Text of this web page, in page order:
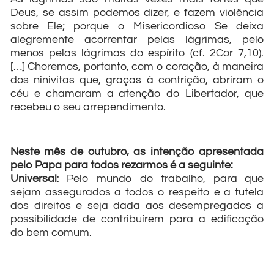
Deus, se assim podemos dizer, e fazem violência
sobre Ele; porque o Misericordioso Se deixa
alegremente acorrentar pelas lágrimas, pelo
menos pelas lágrimas do espírito (cf. 2Cor 7,10).
[…] Choremos, portanto, com o coração, à maneira
dos ninivitas que, graças à contrição, abriram o
céu e chamaram a atenção do Libertador, que
recebeu o seu arrependimento.
Neste mês de outubro, as intenção apresentada
pelo Papa para todos rezarmos é a seguinte:
Universal: Pelo mundo do trabalho, para que
sejam assegurados a todos o respeito e a tutela
dos direitos e seja dada aos desempregados a
possibilidade de contribuírem para a edificação
do bem comum.